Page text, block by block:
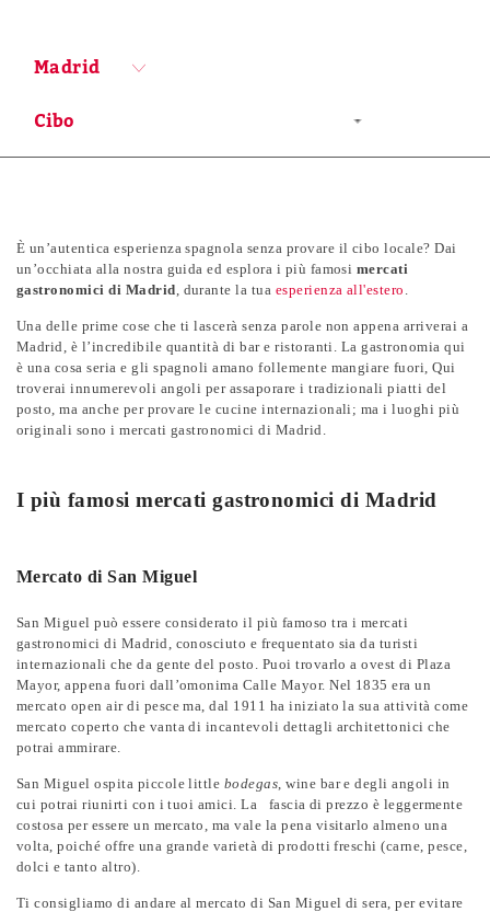
Madrid
È un’autentica esperienza spagnola senza provare il cibo locale? Dai
un’occhiata alla nostra guida ed esplora i più famosi mercati
gastronomici di Madrid , durante la tua esperienza all'estero
Una delle prime cose che ti lascerà senza parole non appena arriverai a
Madrid, è l’incredibile quantità di bar e ristoranti. La gastronomia qui
è una cosa seria e gli spagnoli amano follemente mangiare fuori, Qui
troverai innumerevoli angoli per assaporare i tradizionali piatti del
posto, ma anche per provare le cucine internazionali; ma i luoghi più
originali sono i mercati gastronomici di Madrid.
I più famosi mercati gastronomici di Madrid
Mercato di San Miguel
San Miguel può essere considerato il più famoso tra i mercati
gastronomici di Madrid, conosciuto e frequentato sia da turisti
internazionali che da gente del posto. Puoi trovarlo a ovest di Plaza
Mayor, appena fuori dall’omonima Calle Mayor. Nel 1835 era un
mercato open air di pesce ma, dal 1911 ha iniziato la sua attività come
mercato coperto che vanta di incantevoli dettagli architettonici che
potrai ammirare.
San Miguel ospita piccole little bodegas , wine bar e degli angoli in
cui potrai riunirti con i tuoi amici. La fascia di prezzo è leggermente
costosa per essere un mercato, ma vale la pena visitarlo almeno una
volta, poiché offre una grande varietà di prodotti freschi (carne, pesce,
dolci e tanto altro).
Ti consigliamo di andare al mercato di San Miguel di sera, per evitare